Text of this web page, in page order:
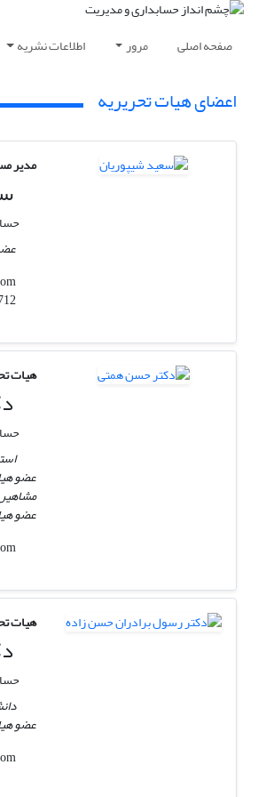
صفحه اصلی مرور اطلاعات نشریه
اعضای هیات تحریریه
مدیر
sheiporian
09143033712
هیات
عضو
عضو
hemmati_h433
هیات
عضو
drh313